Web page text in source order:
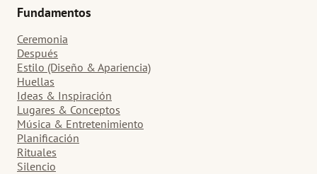
Fundamentos
Ceremonia
Después
Estilo (Diseño & Apariencia)
Huellas
Ideas & Inspiración
Lugares & Conceptos
Música & Entretenimiento
Planificación
Rituales
Silencio